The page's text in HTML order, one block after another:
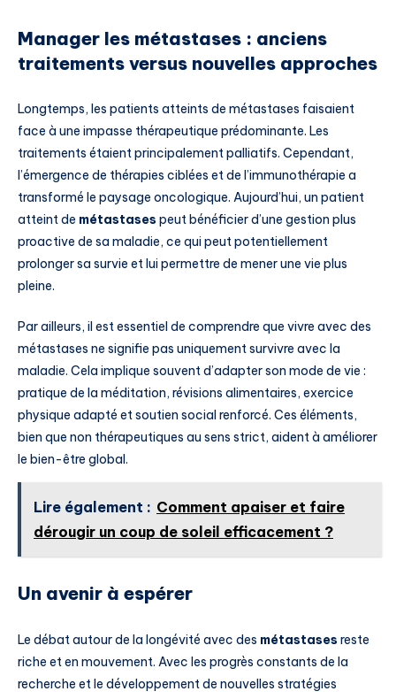
Manager les métastases : anciens
traitements versus nouvelles approches
Longtemps, les patients atteints de métastases faisaient
face à une impasse thérapeutique prédominante. Les
traitements étaient principalement palliatifs. Cependant,
l’émergence de thérapies ciblées et de l’immunothérapie a
transformé le paysage oncologique. Aujourd’hui, un patient
atteint de métastases peut bénéficier d’une gestion plus
proactive de sa maladie, ce qui peut potentiellement
prolonger sa survie et lui permettre de mener une vie plus
pleine.
Par ailleurs, il est essentiel de comprendre que vivre avec des
métastases ne signifie pas uniquement survivre avec la
maladie. Cela implique souvent d’adapter son mode de vie :
pratique de la méditation, révisions alimentaires, exercice
physique adapté et soutien social renforcé. Ces éléments,
bien que non thérapeutiques au sens strict, aident à améliorer
le bien-être global.
Lire également : Comment apaiser et faire
dérougir un coup de soleil efficacement ?
Un avenir à espérer
Le débat autour de la longévité avec des métastases reste
riche et en mouvement. Avec les progrès constants de la
recherche et le développement de nouvelles stratégies